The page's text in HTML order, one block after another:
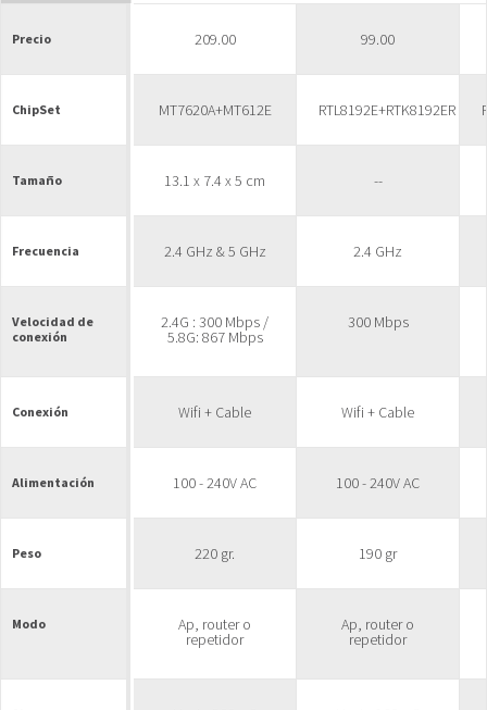
Precio
ChipSet
Tamaño
Frecuencia
Velocidad de
conexión
Conexión
Alimentación
Peso
Modo
209.00
MT7620A+MT612E
13.1 x 7.4 x 5 cm
2.4 GHz & 5 GHz
2.4G : 300 Mbps /
5.8G: 867 Mbps
Wifi + Cable
100 - 240V AC
220 gr.
Ap, router o
repetidor
99.00
RTL8192E+RTK8192ER
--
2.4 GHz
300 Mbps
Wifi + Cable
100 - 240V AC
190 gr
Ap, router o
repetidor